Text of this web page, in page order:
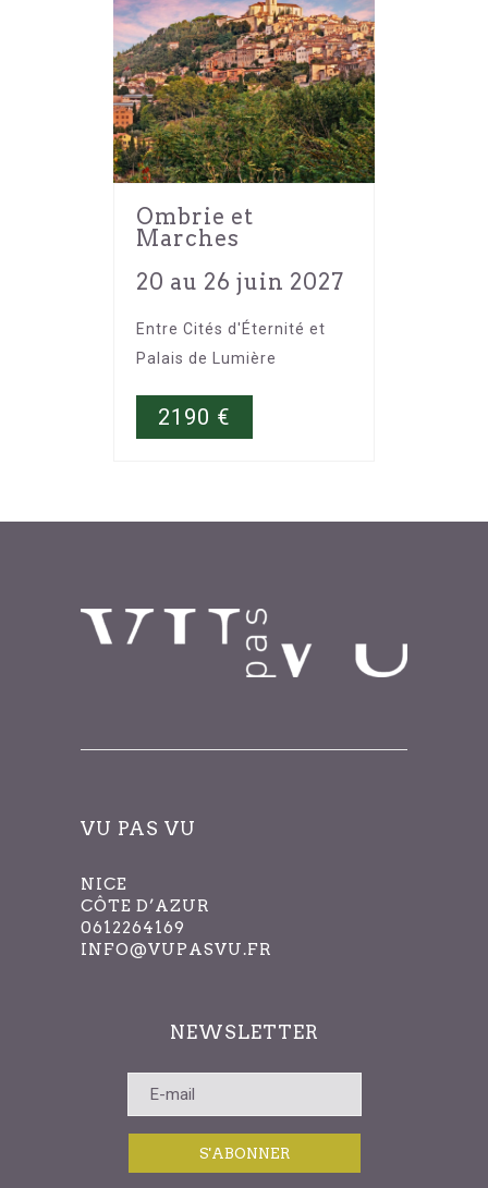
Ombrie et
Marches
20 au 26 juin 2027
Entre Cités d'Éternité et
Palais de Lumière
2190 €
VU PAS VU
NICE
CÔTE D’AZUR
0612264169
INFO@VUPASVU.FR
NEWSLETTER
S'ABONNER